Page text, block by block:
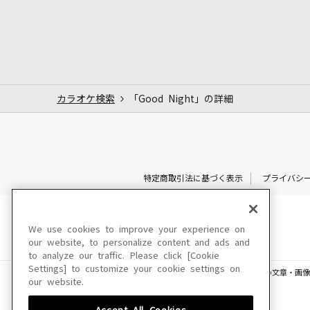
カラオケ検索 「Good Night」の詳細
特定商取引法に基づく表示 プライバシ
このサイトに掲載されている一切の文章・画
We use cookies to improve your experience on
our website, to personalize content and ads and
to analyze our traffic. Please click [Cookie
Settings] to customize your cookie settings on
our website.